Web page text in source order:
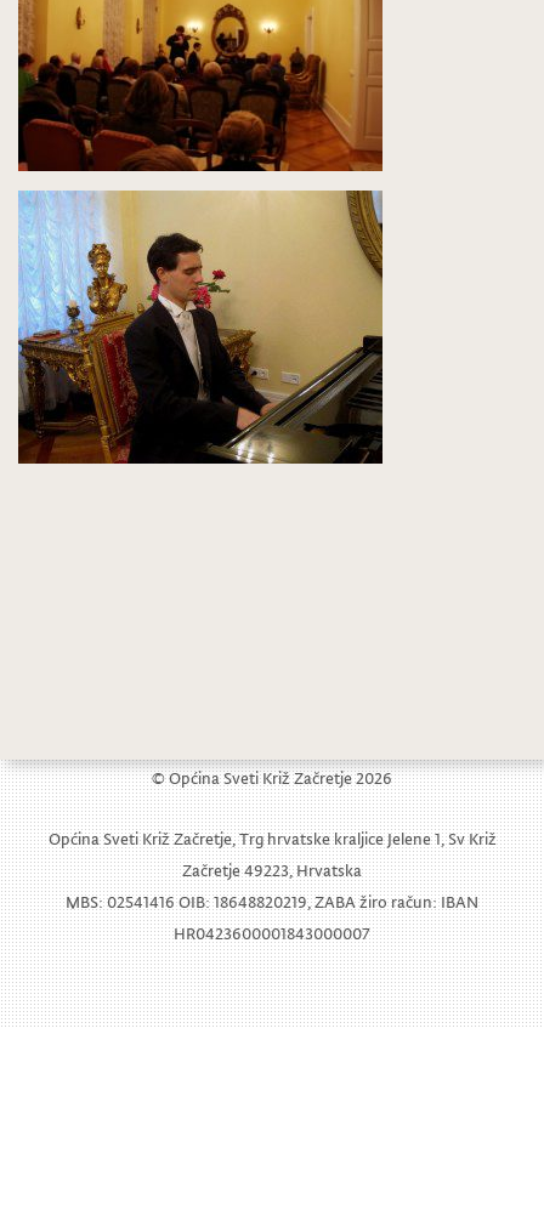
© Općina Sveti Križ Začretje 2026
Općina Sveti Križ Začretje, Trg hrvatske kraljice Jelene 1, Sv Križ
Začretje 49223, Hrvatska
MBS: 02541416 OIB: 18648820219, ZABA žiro račun: IBAN
HR0423600001843000007